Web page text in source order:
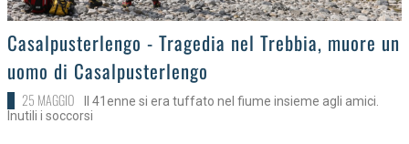
>
Casalpusterlengo - Tragedia nel Trebbia, muore un
uomo di Casalpusterlengo
25 MAGGIO
Il 41enne si era tuffato nel fiume insieme agli amici.
Inutili i soccorsi